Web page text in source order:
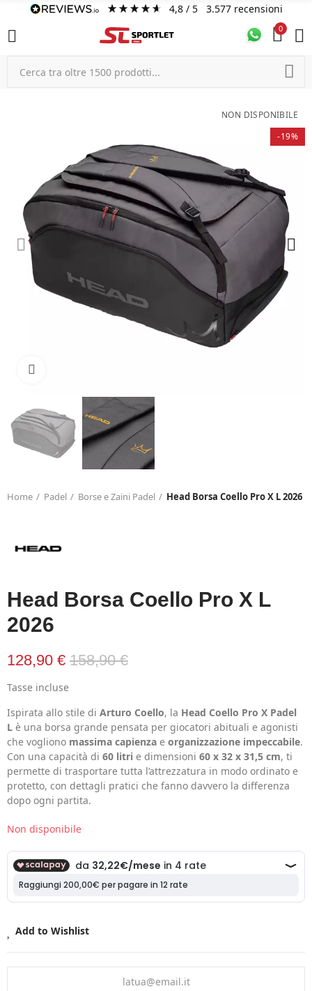
4,8/ 5 3.577 recensioni
0
NON DISPONIBILE
-19%
Home Padel Borse e Zaini Padel Head Borsa Coello Pro X L 2026
Head Borsa Coello Pro X L
2026
128,90 € 158,90 €
Tasse incluse
Ispirata allo stile di Arturo Coello, la Head Coello Pro X Padel
L è una borsa grande pensata per giocatori abituali e agonisti
che vogliono massima capienza e organizzazione impeccabile.
Con una capacità di 60 litri e dimensioni 60 x 32 x 31,5 cm, ti
permette di trasportare tutta l’attrezzatura in modo ordinato e
protetto, con dettagli pratici che fanno davvero la differenza
dopo ogni partita.
Non disponibile
Add to Wishlist